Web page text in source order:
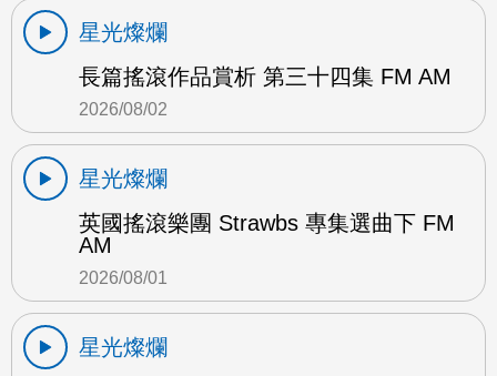
星光燦爛
長篇搖滾作品賞析 第三十四集 FM AM
2026/08/02
星光燦爛
英國搖滾樂團 Strawbs 專集選曲下 FM
AM
2026/08/01
星光燦爛